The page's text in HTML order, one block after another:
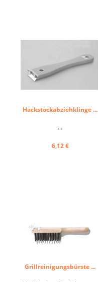
Hackstockabziehklinge ...
...
6,12 €
Grillreinigungsbürste ...